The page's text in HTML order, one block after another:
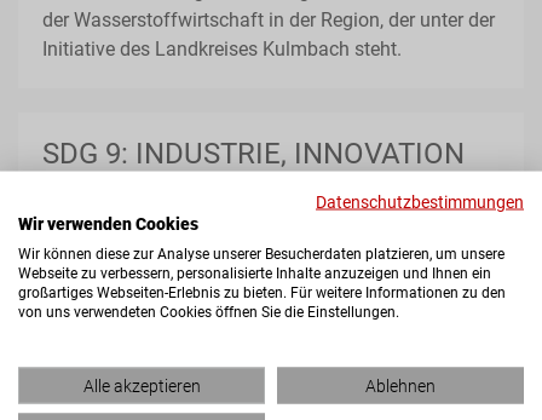
der Wasserstoffwirtschaft in der Region, der unter der
Initiative des Landkreises Kulmbach steht.
SDG 9: INDUSTRIE, INNOVATION
UND INFRASTRUKTURDatenschutzbestimmungen
Wir verwenden Cookies
Wir können diese zur Analyse unserer Besucherdaten platzieren, um unsere
Webseite zu verbessern, personalisierte Inhalte anzuzeigen und Ihnen ein
großartiges Webseiten-Erlebnis zu bieten. Für weitere Informationen zu den
von uns verwendeten Cookies öffnen Sie die Einstellungen.
Alle akzeptieren Ablehnen